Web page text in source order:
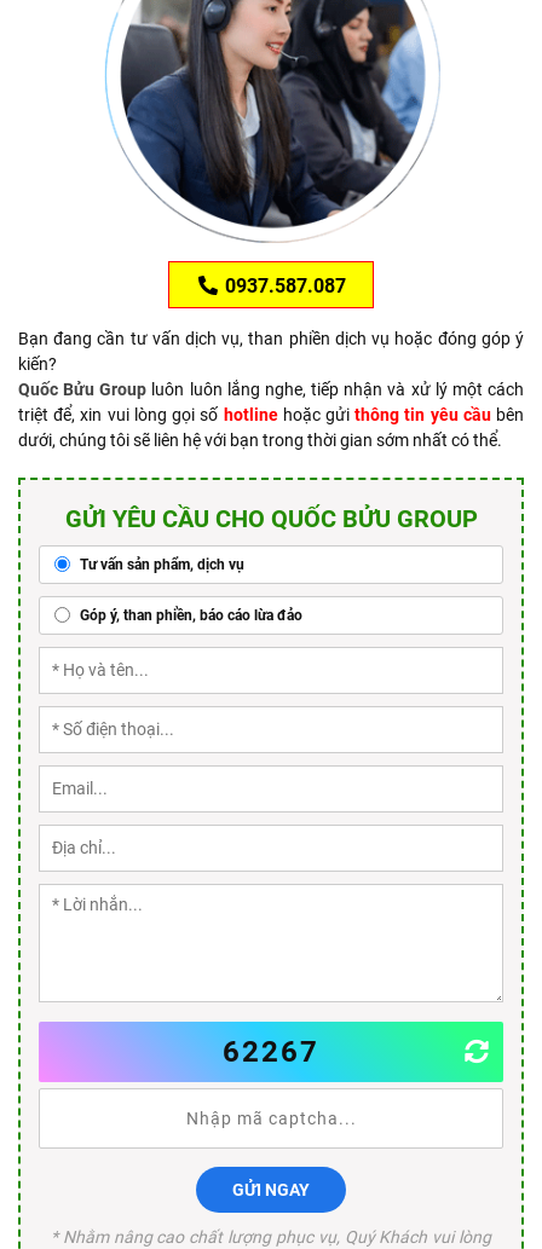
0937.587.087
Bạn đang cần tư vấn dịch vụ, than phiền dịch vụ hoặc đóng góp ý
kiến?
Quốc Bửu Group luôn luôn lắng nghe, tiếp nhận và xử lý một cách
triệt để, xin vui lòng gọi số hotlinehoặc gửithông tin yêu cầubên
dưới, chúng tôi sẽ liên hệ với bạn trong thời gian sớm nhất có thể.
GỬI YÊU CẦU CHO QUỐC BỬU GROUP
Tư vấn sản phẩm, dịch vụ
Góp ý, than phiền, báo cáo lừa đảo
62267
GỬI NGAY
* Nhằm nâng cao chất lượng phục vụ, Quý Khách vui lòng